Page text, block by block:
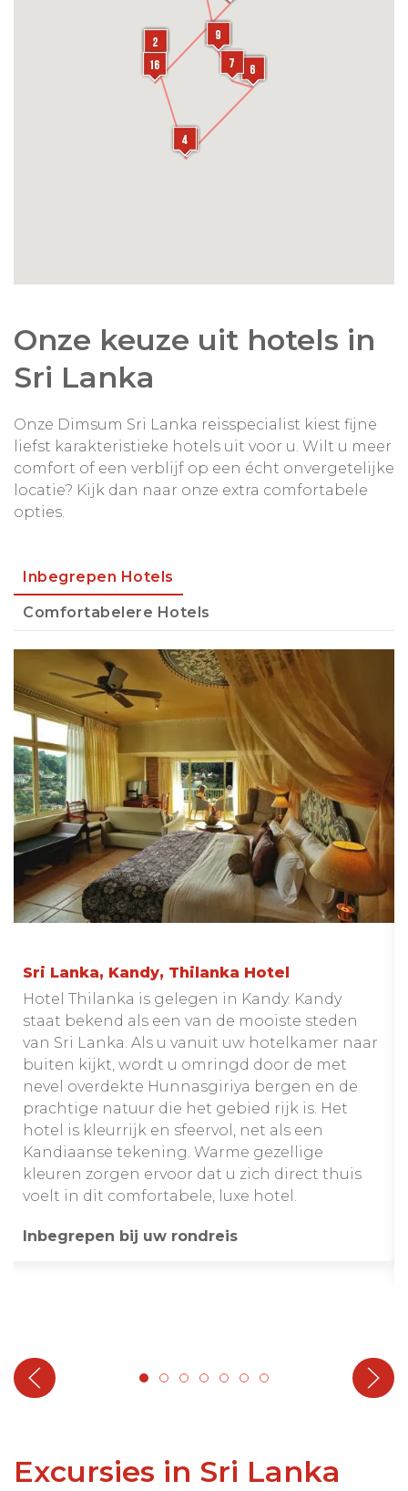
Onze keuze uit hotels in
Sri Lanka
Onze Dimsum Sri Lanka reisspecialist kiest fijne
liefst karakteristieke hotels uit voor u. Wilt u meer
comfort of een verblijf op een écht onvergetelijke
locatie? Kijk dan naar onze extra comfortabele
opties.
Inbegrepen Hotels
Comfortabelere Hotels
Sri Lanka, Kandy, Thilanka Hotel
Hotel Thilanka is gelegen in Kandy. Kandy
staat bekend als een van de mooiste steden
van Sri Lanka. Als u vanuit uw hotelkamer naar
buiten kijkt, wordt u omringd door de met
nevel overdekte Hunnasgiriya bergen en de
prachtige natuur die het gebied rijk is. Het
hotel is kleurrijk en sfeervol, net als een
Kandiaanse tekening. Warme gezellige
kleuren zorgen ervoor dat u zich direct thuis
voelt in dit comfortabele, luxe hotel.
Inbegrepen bij uw rondreis
Excursies in Sri Lanka